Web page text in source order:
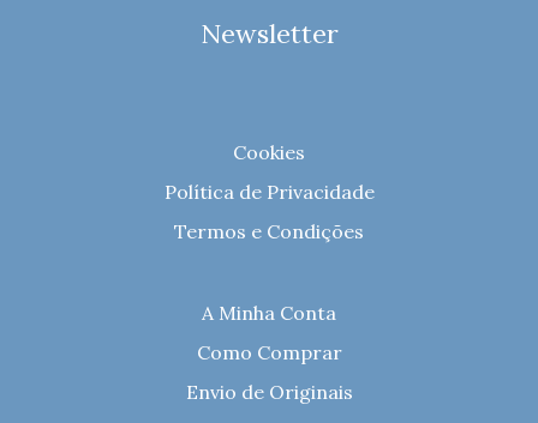
Newsletter
Cookies
Política de Privacidade
Termos e Condições
A Minha Conta
Como Comprar
Envio de Originais